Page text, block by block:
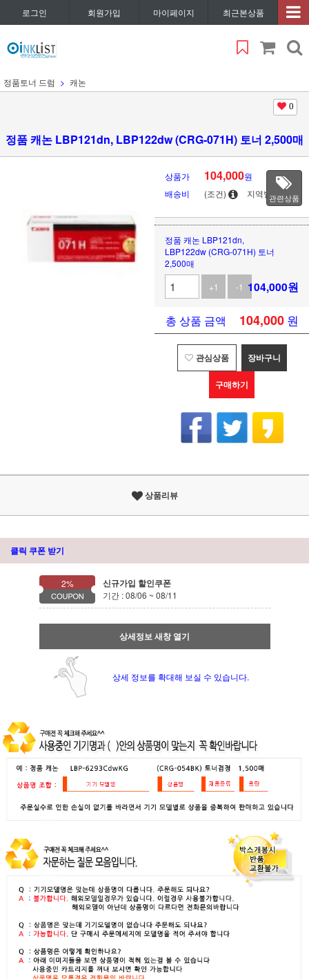
로그인 회원가입 마이페이지 최근본상품
정품토너 드럼 캐논
0
정품 캐논 LBP121dn, LBP122dw (CRG-071H) 토너 2,500매
상품가 104,000원
배송비
(조건) 지역별관련상품
정품 캐논 LBP121dn,
LBP122dw (CRG-071H) 토너
2,500매
+1
-1 104,000원
총 상품 금액 104,000 원
관심상품 장바구니
구매하기
상품리뷰
클릭 쿠폰 받기
2% 신규가입 할인쿠폰
기간 : 08/06 ~ 08/11
상세정보 새창 열기
상세 정보를 확대해 보실 수 있습니다.